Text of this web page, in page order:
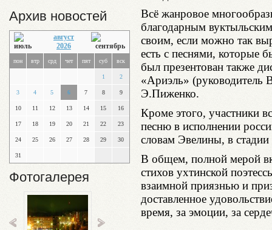
Архив новостей
август
2026
пон втр срд чет пят суб вск
1 2
3 4 5 6 7 8 9
10 11 12 13 14 15 16
17 18 19 20 21 22 23
24 25 26 27 28 29 30
31
Фотогалерея
Всё жанровое
благодарным
своим, если можно так
есть с песнями, которые
был презентован также
«Ариэль» (руководитель
Э.Пиженко.
Кроме этого, участники
песню в исполнении
словам Эвелины, в стадии
В общем, полной мерой
стихов ухтинской
взаимной приязнью и
доставленное
время, за эмоции, за